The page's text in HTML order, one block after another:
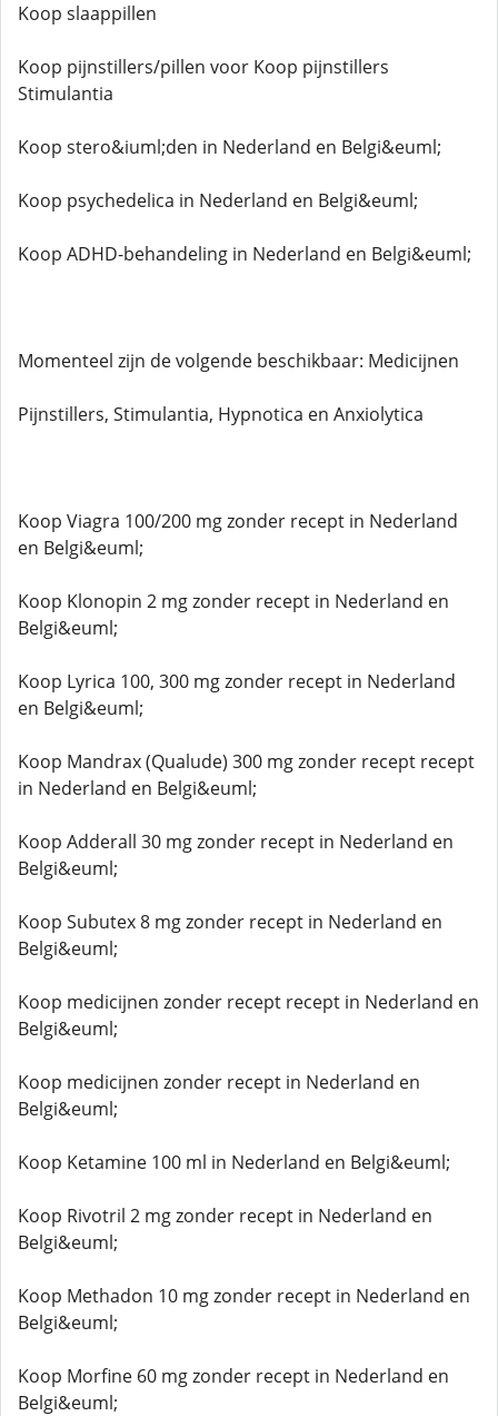
Koop slaappillen
Koop pijnstillers/pillen voor Koop pijnstillers
Stimulantia
Koop stero&iuml;den in Nederland en Belgi&euml;
Koop psychedelica in Nederland en Belgi&euml;
Koop ADHD-behandeling in Nederland en Belgi&euml;
Momenteel zijn de volgende beschikbaar: Medicijnen
Pijnstillers, Stimulantia, Hypnotica en Anxiolytica
Koop Viagra 100/200 mg zonder recept in Nederland
en Belgi&euml;
Koop Klonopin 2 mg zonder recept in Nederland en
Belgi&euml;
Koop Lyrica 100, 300 mg zonder recept in Nederland
en Belgi&euml;
Koop Mandrax (Qualude) 300 mg zonder recept recept
in Nederland en Belgi&euml;
Koop Adderall 30 mg zonder recept in Nederland en
Belgi&euml;
Koop Subutex 8 mg zonder recept in Nederland en
Belgi&euml;
Koop medicijnen zonder recept recept in Nederland en
Belgi&euml;
Koop medicijnen zonder recept in Nederland en
Belgi&euml;
Koop Ketamine 100 ml in Nederland en Belgi&euml;
Koop Rivotril 2 mg zonder recept in Nederland en
Belgi&euml;
Koop Methadon 10 mg zonder recept in Nederland en
Belgi&euml;
Koop Morfine 60 mg zonder recept in Nederland en
Belgi&euml;